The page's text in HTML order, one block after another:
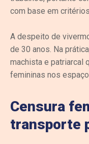
com base em
A despeito de
de 30 anos. Na
machista e patriarcal
femininas nos
Censura
transporte